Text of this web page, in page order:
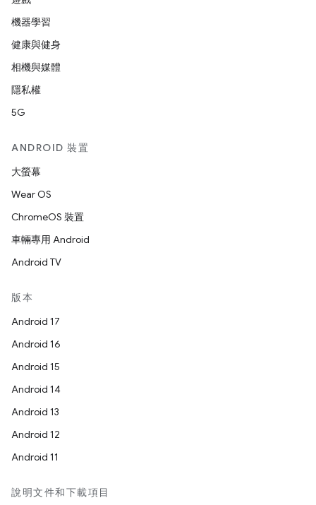
機器學習
健康與健身
相機與媒體
隱私權
5G
ANDROID 裝置
大螢幕
Wear OS
ChromeOS 裝置
車輛專用 Android
Android TV
版本
Android 17
Android 16
Android 15
Android 14
Android 13
Android 12
Android 11
說明文件和下載項目